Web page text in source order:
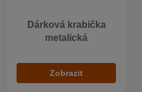
Dárková krabička
metalická
Zobrazit